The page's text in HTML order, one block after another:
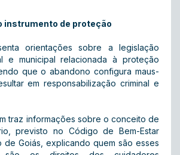
instrumento de proteção
orientações sobre a legislação
e municipal relacionada à proteção
que o abandono configura maus-
em responsabilização criminal e
traz informações sobre o conceito de
previsto no Código de Bem-Estar
de Goiás, explicando quem são esses